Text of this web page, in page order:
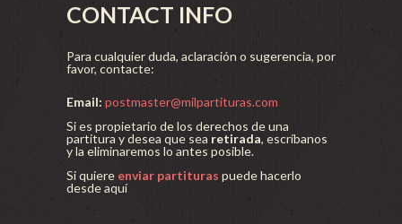
CONTACT INFO
Para cualquier duda, aclaración o sugerencia, por
favor, contacte:
Email: postmaster@milpartituras.com
Si es propietario de los derechos de una
partitura y desea que sea retirada, escríbanos
y la eliminaremos lo antes posible.
Si quiere enviar partituras puede hacerlo
desde aquí